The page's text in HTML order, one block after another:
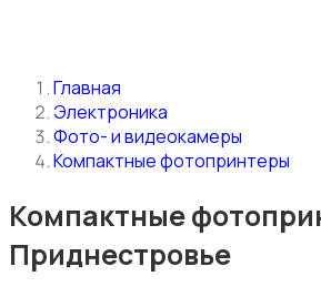
Главная
Электроника
Фото- и видеокамеры
Компактные фотопринтеры
Компактные
Приднестровье